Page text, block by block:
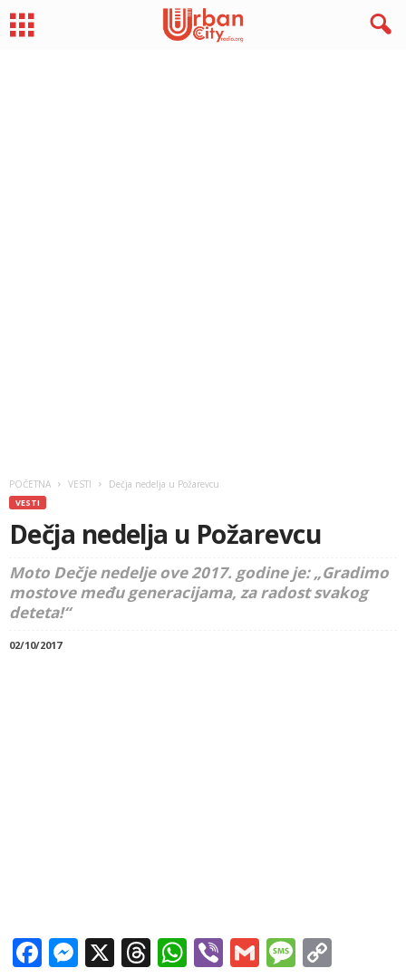
POČETNA VESTI Dečja nedelja u Požarevcu
VESTI
Dečja nedelja u Požarevcu
Moto Dečje nedelje ove 2017. godine je: „Gradimo
mostove među generacijama, za radost svakog
deteta!“
02/10/2017
Facebook
Messenger
X Threads
WhatsApp
ViberGmail